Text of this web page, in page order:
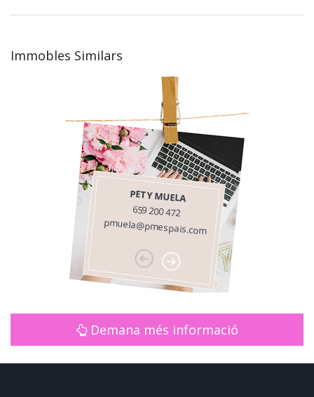
Immobles Similars
PETY MUELA
659 200 472
pmuela@pmespais.com
Demana més informació